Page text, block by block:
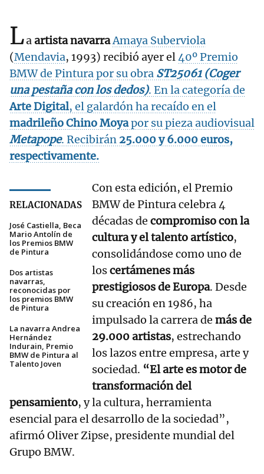
Laartista navarraAmaya Suberviola
(Mendavia, 1993) recibió ayer el40º Premio
BMW de Pintura por su obra ST25061 (Coger
una pestaña con los dedos). En la categoría de
Arte Digital, el galardón ha recaído en el
madrileño Chino Moyapor su pieza audiovisual
Metapope. Recibirán 25.000 y 6.000 euros,
respectivamente.
RELACIONADAS
José Castiella, Beca
Mario Antolín de
los Premios BMW
de Pintura
Dos artistas
navarras,
reconocidas por
los premios BMW
de Pintura
La navarra Andrea
Hernández
Indurain, Premio
BMW de Pintura al
Talento Joven
Con esta edición, el Premio
BMW de Pintura celebra 4
décadas de compromiso con la
cultura y el talento artístico,
consolidándose como uno de
loscertámenes más
prestigiosos de Europa. Desde
su creación en 1986, ha
impulsado la carrera de más de
29.000 artistas, estrechando
los lazos entre empresa, arte y
sociedad. “El arte es motor de
transformación del
pensamiento, y la cultura, herramienta
esencial para el desarrollo de la sociedad”,
afirmó Oliver Zipse, presidente mundial del
Grupo BMW.